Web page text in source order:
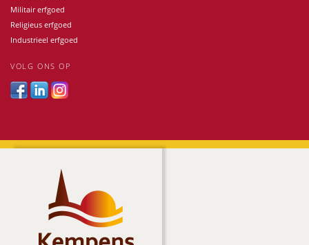
Militair erfgoed
Religieus erfgoed
Industrieel erfgoed
VOLG ONS OP